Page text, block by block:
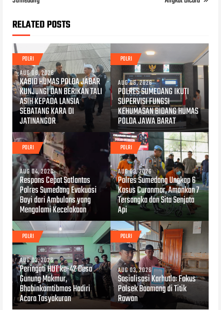
RELATED POSTS
POLRI
AUG 06, 2026
KABID HUMAS POLDA JABAR
KUNJUNGI DAN BERIKAN TALI
ASIH KEPADA LANSIA
SEBATANG KARA DI
JATINANGOR
POLRI
AUG 06, 2026
POLRES SUMEDANG IKUTI
SUPERVISI FUNGSI
KEHUMASAN BIDANG HUMAS
POLDA JAWA BARAT
POLRI
AUG 04, 2026
Respons Cepat Satlantas
Polres Sumedang Evakuasi
Bayi dari Ambulans yang
Mengalami Kecelakaan
POLRI
AUG 03, 2026
Polres Sumedang Ungkap 6
Kasus Curanmor, Amankan 7
Tersangka dan Sita Senjata
Api
POLRI
AUG 03, 2026
Peringati HUT ke-42 Desa
Gunung Makmur,
Bhabinkamtibmas Hadiri
Acara Tasyakuran
POLRI
AUG 03, 2026
Sosialisasi Karhutla: Fokus
Polsek Baamang di Titik
Rawan